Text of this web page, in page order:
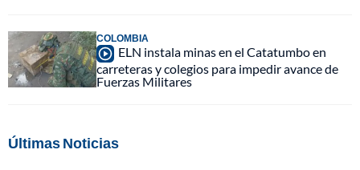
COLOMBIA
ELN instala minas en el Catatumbo en
carreteras y colegios para impedir avance de
Fuerzas Militares
Últimas Noticias